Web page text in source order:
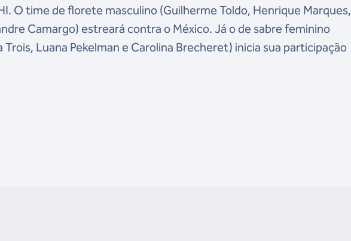
O time de florete masculino (Guilherme Toldo, Henrique Marques,
Camargo) estreará contra o México. Já o de sabre feminino
Trois, Luana Pekelman e Carolina Brecheret) inicia sua participação